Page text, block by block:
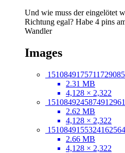
Und wie muss der eingelötet
Richtung egal? Habe 4 pins
Wandler
Images
2.31 MB
4,128 × 2,322
2.62 MB
4,128 × 2,322
2.66 MB
4,128 × 2,322